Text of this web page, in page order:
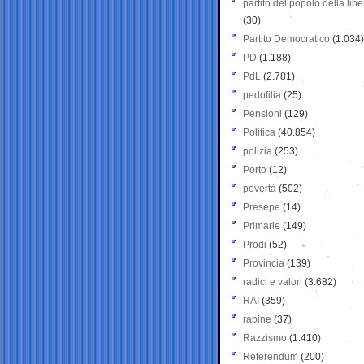
partito del popolo della
(30)
Partito Democratico (1.034)
PD (1.188)
PdL (2.781)
pedofilia (25)
Pensioni (129)
Politica (40.854)
polizia (253)
Porto (12)
povertà (502)
Presepe (14)
Primarie (149)
Prodi (52)
Provincia (139)
radici e valori (3.682)
RAI (359)
rapine (37)
Razzismo (1.410)
Referendum (200)